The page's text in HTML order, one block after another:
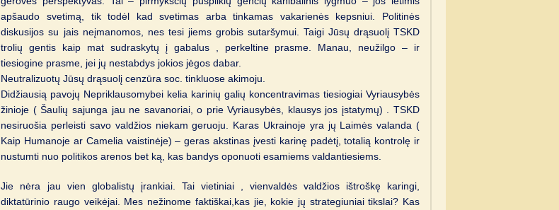
apšaudo svetimą, tik todėl kad svetimas arba tinkamas vakarienės kepsniui. Politinės
diskusijos su jais neįmanomos, nes tesi jiems grobis sutaršymui. Taigi Jūsų drąsuolį TSKD
trolių gentis kaip mat sudraskytų į gabalus , perkeltine prasme. Manau, neužilgo – ir
tiesiogine prasme, jei jų nestabdys jokios jėgos dabar.
Neutralizuotų Jūsų drąsuolį cenzūra soc. tinkluose akimoju.
Didžiausią pavojų Nepriklausomybei kelia karinių galių koncentravimas tiesiogiai Vyriausybės
žinioje ( Šaulių sajunga jau ne savanoriai, o prie Vyriausybės, klausys jos įstatymų) . TSKD
nesiruošia perleisti savo valdžios niekam geruoju. Karas Ukrainoje yra jų Laimės valanda (
Kaip Humanoje ar Camelia vaistinėje) – geras akstinas įvesti karinę padėtį, totalią kontrolę ir
nustumti nuo politikos arenos bet ką, kas bandys oponuoti esamiems valdantiesiems.
Jie nėra jau vien globalistų įrankiai. Tai vietiniai , vienvaldės valdžios ištroškę karingi,
diktatūrinio raugo veikėjai. Mes nežinome faktiškai,kas jie, kokie jų strategiuniai tikslai? Kas